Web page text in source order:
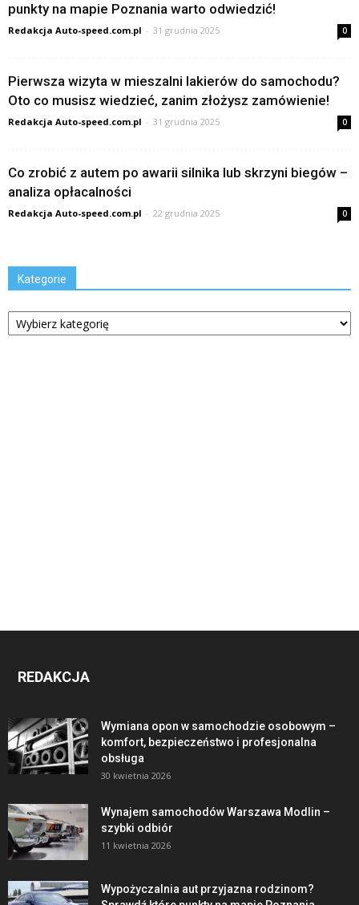
punkty na mapie Poznania warto odwiedzić!
Redakcja Auto-speed.com.pl - 31 grudnia 2025 0
Pierwsza wizyta w mieszalni lakierów do samochodu?
Oto co musisz wiedzieć, zanim złożysz zamówienie!
Redakcja Auto-speed.com.pl - 31 grudnia 2025 0
Co zrobić z autem po awarii silnika lub skrzyni biegów –
analiza opłacalności
Redakcja Auto-speed.com.pl - 22 grudnia 2025 0
Kategorie
Kategorie
REDAKCJA
Wymiana opon w samochodzie osobowym –
komfort, bezpieczeństwo i profesjonalna
obsługa
30 kwietnia 2026
Wynajem samochodów Warszawa Modlin –
szybki odbiór
11 kwietnia 2026
Wypożyczalnia aut przyjazna rodzinom?